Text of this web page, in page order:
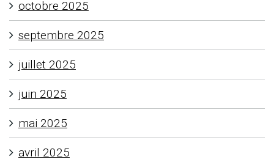
octobre 2025
septembre 2025
juillet 2025
juin 2025
mai 2025
avril 2025